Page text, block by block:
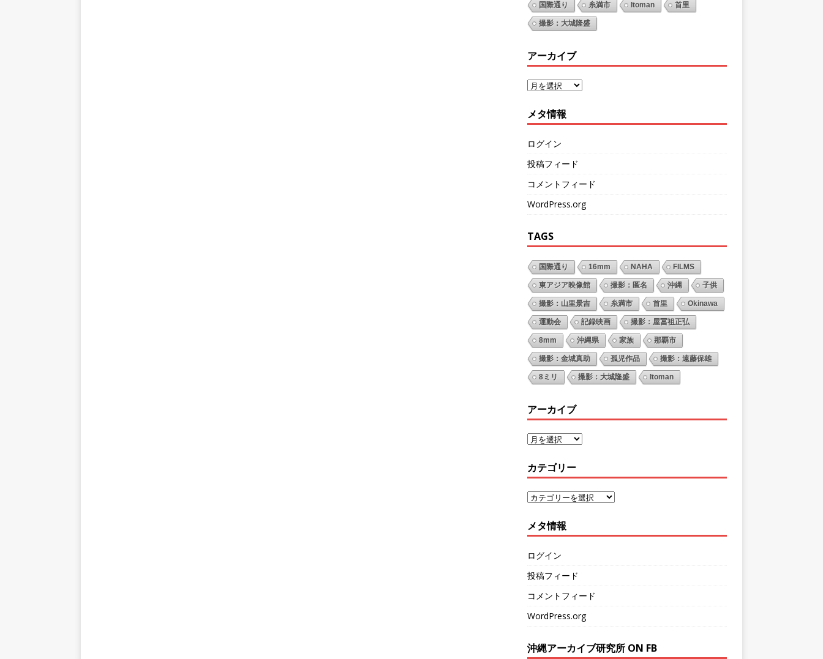
国際通り 糸満市 Itoman 首里
撮影：大城隆盛
アーカイブ
メタ情報
ログイン
投稿フィード
コメントフィード
WordPress.org
TAGS
国際通り 16mm NAHA FILMS
東アジア映像館 撮影：匿名 沖縄 子供
撮影：山里景吉 糸満市 首里 Okinawa
運動会 記録映画 撮影：屋冨祖正弘
8mm 沖縄県 家族 那覇市
撮影：金城真助 孤児作品 撮影：遠藤保雄
8ミリ 撮影：大城隆盛 Itoman
アーカイブ
カテゴリー
メタ情報
ログイン
投稿フィード
コメントフィード
WordPress.org
沖縄アーカイブ研究所 ON FB